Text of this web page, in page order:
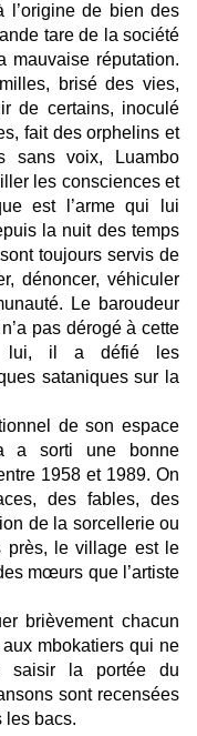
l’origine de bien des
tare de la société
mauvaise réputation.
brisé des vies,
de certains, inoculé
fait des orphelins et
sans voix, Luambo
les consciences et
est l’arme qui lui
la nuit des temps
toujours servis de
dénoncer, véhiculer
Le baroudeur
pas dérogé à cette
lui, il a défié les
sataniquessur la
de son espace
a sorti une bonne
1958 et 1989. On
des fables, des
de la sorcellerie ou
près, le village est le
mœurs que l’artiste
brièvement chacun
mbokatiers qui ne
saisir la portée du
sont recensées
les bacs.